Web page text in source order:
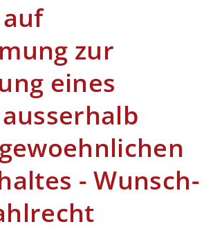
zur
eines
- Wunsch-